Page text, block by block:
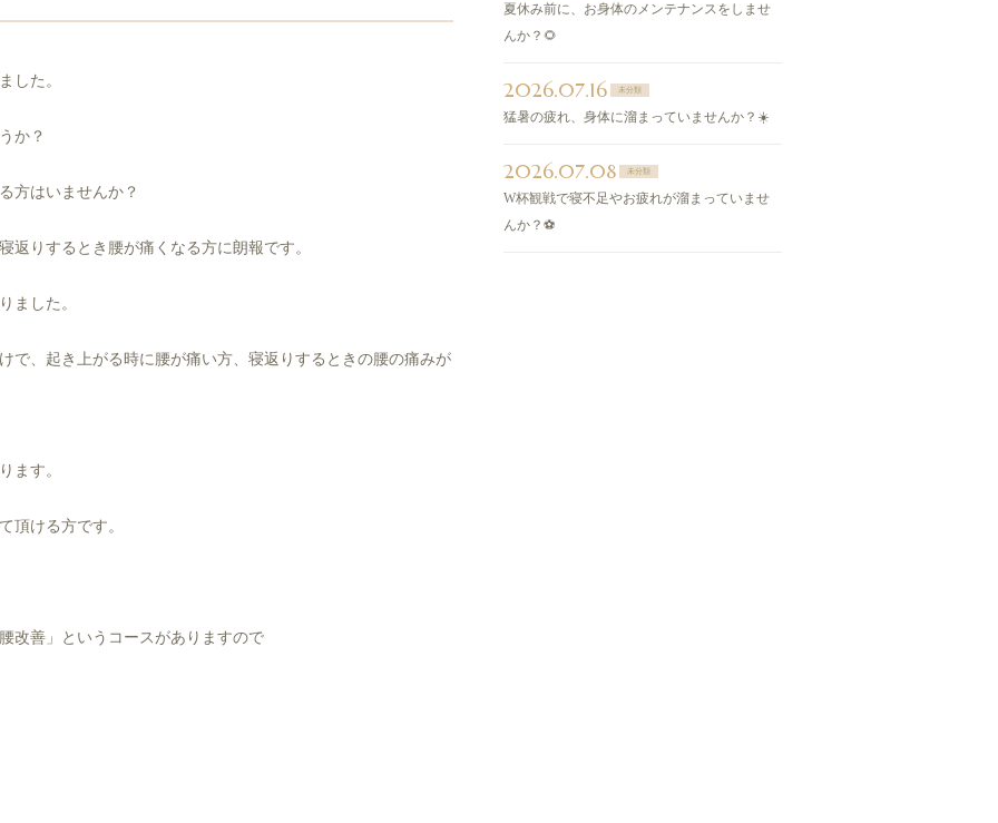
した。
か？
方はいませんか？
返りするとき腰が痛くなる方に朗報です。
ました。
で、起き上がる時に腰が痛い方、寝返りするときの腰の痛みが
ます。
頂ける方です。
改善」というコースがありますので
夏休み前に、お身体のメンテナンスをしませ
んか？🌻
2026.07.16 未分類
猛暑の疲れ、身体に溜まっていませんか？☀️
2026.07.08 未分類
W杯観戦で寝不足やお疲れが溜まっていませ
んか？⚽